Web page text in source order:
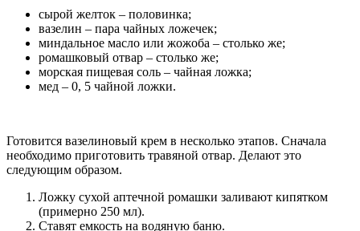
сырой желток – половинка;
вазелин – пара чайных ложечек;
миндальное масло или жожоба – столько же;
ромашковый отвар – столько же;
морская пищевая соль – чайная ложка;
мед – 0, 5 чайной ложки.
Готовится вазелиновый крем в несколько этапов. Сначала
необходимо приготовить травяной отвар. Делают это
следующим образом.
Ложку сухой аптечной ромашки заливают кипятком
(примерно 250 мл).
Ставят емкость на водяную баню.